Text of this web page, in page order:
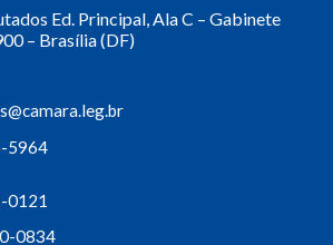
Ed. Principal, Ala C – Gabinete
– Brasília (DF)
5964
0121
0834